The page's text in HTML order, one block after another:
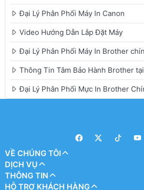
Đại Lý Phân Phối Máy In Canon
Video Hướng Dẫn Lắp Đặt Máy
Đại Lý Phân Phối Máy In Brother
Thông Tin Tâm Bảo Hành Brother
Đại Lý Phân Phối Mực In Brother
VỀ CHÚNG TÔI
DỊCH VỤ
THÔNG TIN
HỖ TRỢ KHÁCH HÀNG